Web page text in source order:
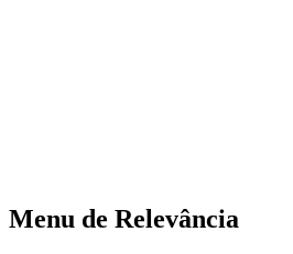
Menu de Relevância